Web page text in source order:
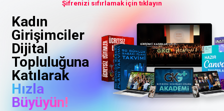
Şifrenizi sıfırlamak için tıklayın
Kadın
Girişimciler
Dijital
Topluluğuna
Katılarak
Hızla
Büyüyün!